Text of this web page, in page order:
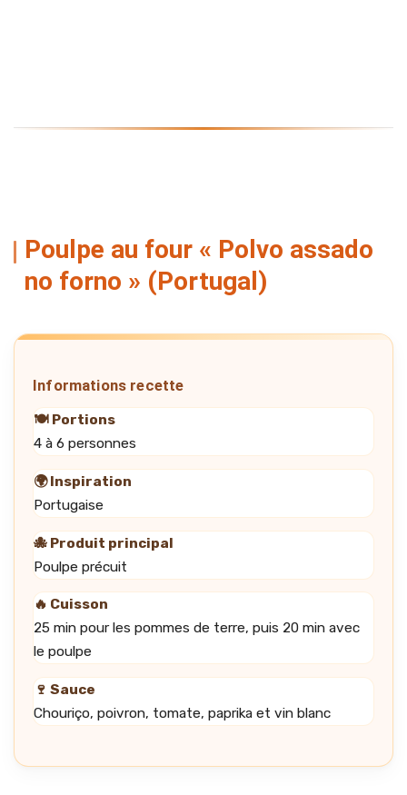
Poulpe au four « Polvo assado
no forno » (Portugal)
Informations recette
🍽️ Portions
4 à 6 personnes
🌍 Inspiration
Portugaise
🐙 Produit principal
Poulpe précuit
🔥 Cuisson
25 min pour les pommes de terre, puis 20 min avec
le poulpe
🍷 Sauce
Chouriço, poivron, tomate, paprika et vin blanc